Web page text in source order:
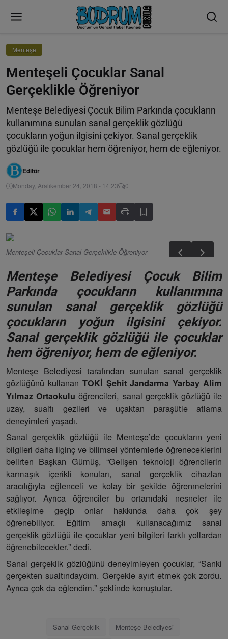
Menteşe
Menteşeli Çocuklar Sanal
Gerçeklikle Öğreniyor
Menteşe Belediyesi Çocuk Bilim Parkında çocukların
kullanımına sunulan sanal gerçeklik gözlüğü
çocukların yoğun ilgisini çekiyor. Sanal gerçeklik
gözlüğü ile çocuklar hem öğreniyor, hem de eğleniyor.
Editör
Monday, Aralıkember 24, 2018 - 14:23 0
Menteşeli Çocuklar Sanal Gerçeklikle Öğreniyor
Menteşe Belediyesi Çocuk Bilim
Parkında çocukların kullanımına
sunulan sanal gerçeklik gözlüğü
çocukların yoğun ilgisini çekiyor.
Sanal gerçeklik gözlüğü ile çocuklar
hem öğreniyor, hem de eğleniyor.
Menteşe Belediyesi tarafından sunulan sanal gerçeklik
gözlüğünü kullanan TOKİ Şehit Jandarma Yarbay Alim
Yılmaz Ortaokulu öğrencileri, sanal gerçeklik gözlüğü ile
uzay, sualtı gezileri ve uçaktan paraşütle atlama
deneyimleri yaşadı.
Sanal gerçeklik gözlüğü ile Menteşe’de çocukların yeni
bilgileri daha ilginç ve bilimsel yöntemlerle öğreneceklerini
belirten Başkan Gümüş, “Gelişen teknoloji öğrencilerin
karmaşık içerikli konuları, sanal gerçeklik cihazları
aracılığıyla eğlenceli ve kolay bir şekilde öğrenmelerini
sağlıyor. Ayrıca öğrenciler bu ortamdaki nesneler ile
etkileşime geçip onlar hakkında daha çok şey
öğrenebiliyor. Eğitim amaçlı kullanacağımız sanal
gerçeklik gözlüğü ile çocuklar yeni bilgileri farklı yollardan
öğrenebilecekler.” dedi.
Sanal gerçeklik gözlüğünü deneyimleyen çocuklar, “Sanki
gerçekten sualtındaydım. Gerçekle ayırt etmek çok zordu.
Ayrıca çok da eğlendim.” şeklinde konuştular.
Sanal Gerçeklik Menteşe Belediyesi